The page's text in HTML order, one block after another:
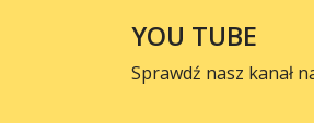
YOU TUBE
Sprawdź nasz kanał